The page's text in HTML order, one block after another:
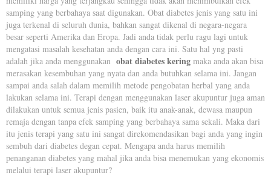
samping yang berbahaya saat digunakan. Obat diabetes jenis yang satu ini
juga terkenal di seluruh dunia, bahkan sangat dikenal di negara-negara
besar seperti Amerika dan Eropa. Jadi anda tidak perlu ragu lagi untuk
mengatasi masalah kesehatan anda dengan cara ini. Satu hal yng pasti
adalah jika anda menggunakan obat diabetes kering maka anda akan bisa
merasakan kesembuhan yang nyata dan anda butuhkan selama ini. Jangan
sampai anda salah dalam memilih metode pengobatan herbal yang anda
lakukan selama ini. Terapi dengan menggunakan laser akupuntur juga aman
dilakukan untuk semua jenis pasien, baik itu anak-anak, dewasa maupun
remaja dengan tanpa efek samping yang berbahaya sama sekali. Maka dari
itu jenis terapi yang satu ini sangat direkomendasikan bagi anda yang ingin
sembuh dari diabetes degan cepat. Mengapa anda harus memilih
penanganan diabetes yang mahal jika anda bisa menemukan yang ekonomis
melalui terapi laser akupuntur?